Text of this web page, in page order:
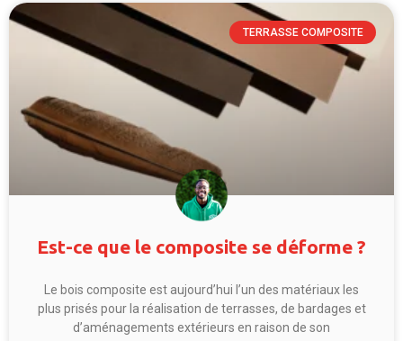
TERRASSE COMPOSITE
Est-ce que le composite se déforme ?
Le bois composite est aujourd’hui l’un des matériaux les
plus prisés pour la réalisation de terrasses, de bardages et
d’aménagements extérieurs en raison de son